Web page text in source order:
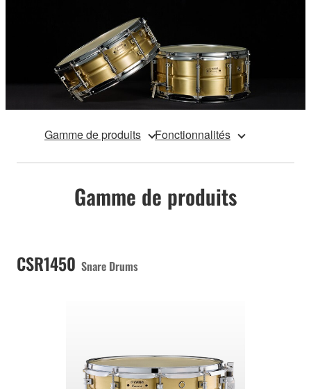
Gamme de produits Fonctionnalités
Gamme de produits
CSR1450 Snare Drums